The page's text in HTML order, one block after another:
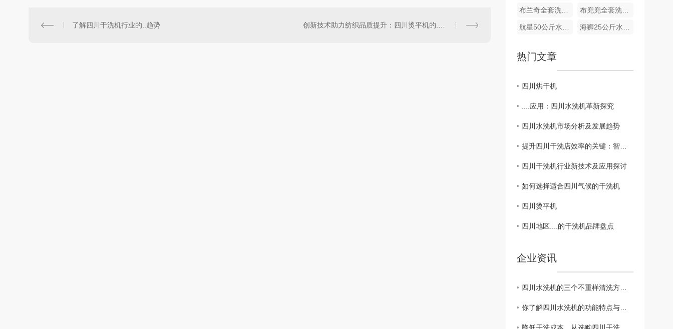
了解四川干洗机行业的..趋势 创新技术助力纺织品质提升：四川烫平机的..应用
布兰奇全套洗衣店设备 布兜兜全套洗衣设备
航星50公斤水洗机和烘干机 海狮25公斤水洗机 25公斤烘干机
热门文章
四川烘干机
....应用：四川水洗机革新探究
四川水洗机市场分析及发展趋势
提升四川干洗店效率的关键：智能化干洗机设备
四川干洗机行业新技术及应用探讨
如何选择适合四川气候的干洗机
四川烫平机
四川地区....的干洗机品牌盘点
企业资讯
四川水洗机的三个不重样清洗方法，你会哪种？
你了解四川水洗机的功能特点与分类吗？